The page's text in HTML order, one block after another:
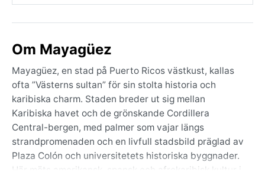
Om Mayagüez
Mayagüez, en stad på Puerto Ricos västkust, kallas
ofta ”Västerns sultan” för sin stolta historia och
karibiska charm. Staden breder ut sig mellan
Karibiska havet och de grönskande Cordillera
Central-bergen, med palmer som vajar längs
strandpromenaden och en livfull stadsbild präglad av
Plaza Colón och universitetets historiska byggnader.
Här möts amerikansk, spansk och afrokaribisk kultur i